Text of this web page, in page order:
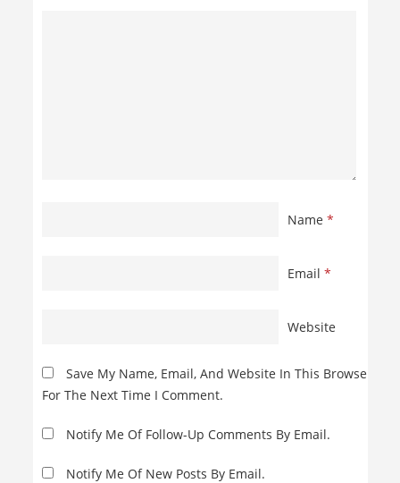
Name *
Email *
Website
Save My Name, Email, And Website In This Browser
For The Next Time I Comment.
Notify Me Of Follow-Up Comments By Email.
Notify Me Of New Posts By Email.